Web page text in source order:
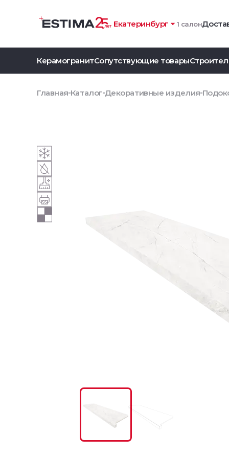
Екатеринбург 1 салон
КерамогранитСопутствующие товары
Главная Каталог Декоративные изделия